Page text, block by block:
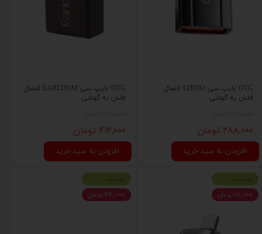
OTG تایپ سی LDNIO اتصال
فلش به گوشی
۲۸۸,۰۰۰ تومان
افزودن به سبد خرید
OTG تایپ سی EARLDOM اتصال
فلش به گوشی
۴۱۲,۰۰۰ تومان
افزودن به سبد خرید
۱۸,۰۰۰ تومان
۳۴,۰۰۰ تومان